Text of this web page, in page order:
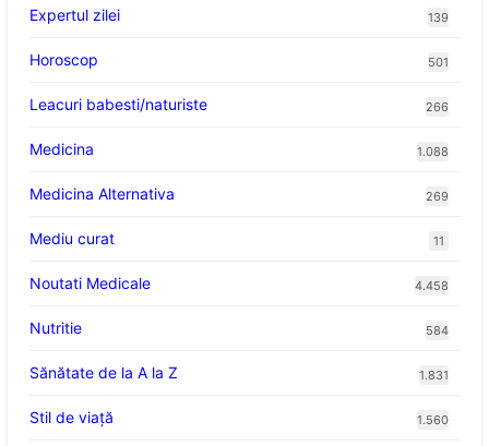
Expertul zilei 139
Horoscop 501
Leacuri babesti/naturiste 266
Medicina 1.088
Medicina Alternativa 269
Mediu curat 11
Noutati Medicale 4.458
Nutritie 584
Sănătate de la A la Z 1.831
Stil de viaţă 1.560